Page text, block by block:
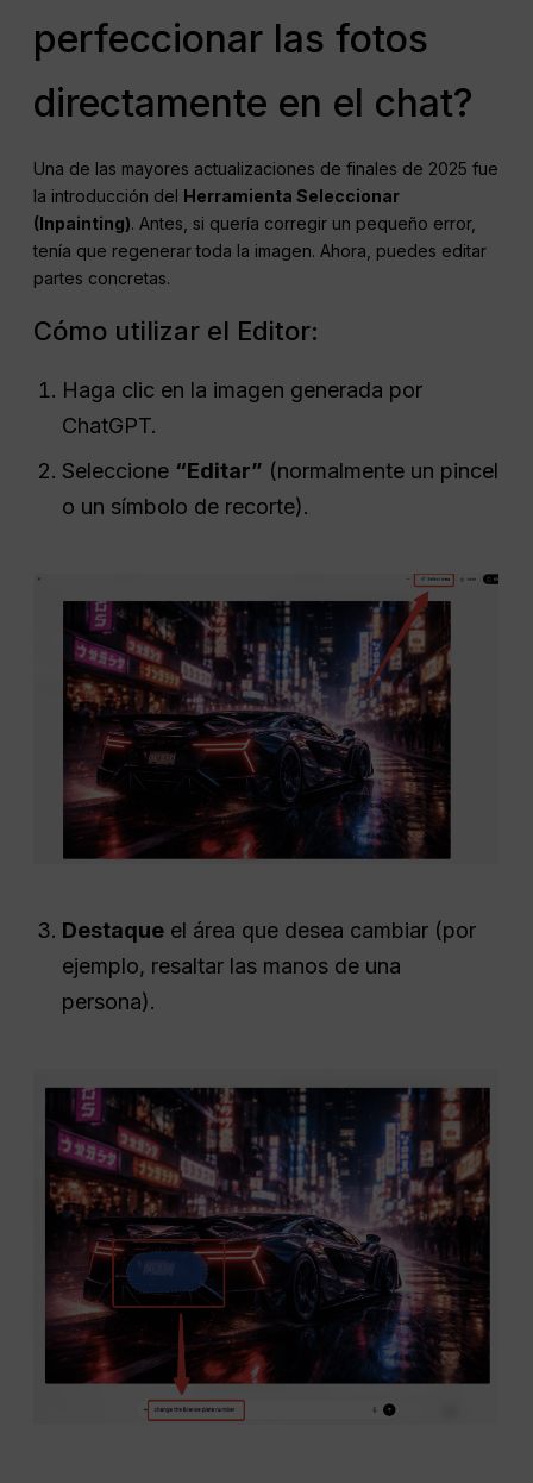
perfeccionar las fotos
directamente en el chat?
Una de las mayores actualizaciones de finales de 2025 fue
la introducción del Herramienta Seleccionar
(Inpainting). Antes, si quería corregir un pequeño error,
tenía que regenerar toda la imagen. Ahora, puedes editar
partes concretas.
Cómo utilizar el Editor:
Haga clic en la imagen generada por
ChatGPT.
Seleccione “Editar” (normalmente un pincel
o un símbolo de recorte).
Destaque el área que desea cambiar (por
ejemplo, resaltar las manos de una
persona).